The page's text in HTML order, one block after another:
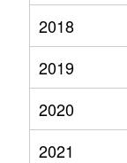
2018
2019
2020
2021